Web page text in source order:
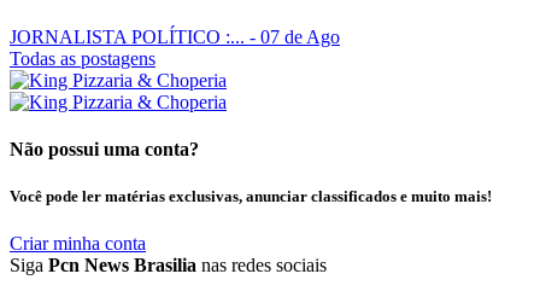
JORNALISTA POLÍTICO :... - 07 de Ago
Todas as postagens
Não possui uma conta?
Você pode ler matérias exclusivas, anunciar classificados e muito mais!
Criar minha conta
Siga Pcn News Brasilia nas redes sociais